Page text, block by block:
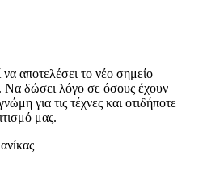
αποτελέσει το νέο σημείο
Να δώσει λόγο σε όσους έχουν
για τις τέχνες και οτιδήποτε
μας.